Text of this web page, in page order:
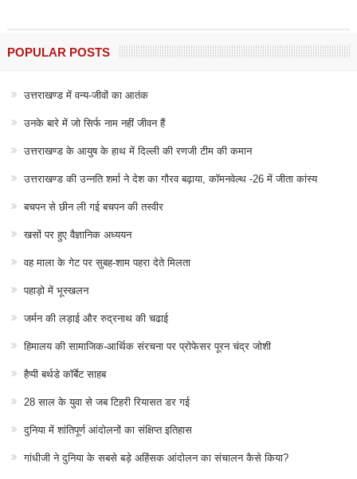
POPULAR POSTS
उत्तराखण्ड में वन्य-जीवों का आतंक
उनके बारे में जो सिर्फ नाम नहीं जीवन हैं
उत्तराखण्ड के आयुष के हाथ में दिल्ली की रणजी टीम की कमान
उत्तराखण्ड की उन्नति शर्मा ने देश का गौरव बढ़ाया, कॉमनवेल्थ -26 में जीता कांस्य
बचपन से छीन ली गई बचपन की तस्वीर
खसों पर हुए वैज्ञानिक अध्ययन
वह माला के गेट पर सुबह-शाम पहरा देते मिलता
पहाड़ो में भूस्खलन
जर्मन की लड़ाई और रुद्रनाथ की चढाई
हिमालय की सामाजिक-आर्थिक संरचना पर प्रोफेसर पूरन चंद्र जोशी
हैप्पी बर्थडे कॉर्बेट साहब
28 साल के युवा से जब टिहरी रियासत डर गई
दुनिया में शांतिपूर्ण आंदोलनों का संक्षिप्त इतिहास
गांधीजी ने दुनिया के सबसे बड़े अहिंसक आंदोलन का संचालन कैसे किया?